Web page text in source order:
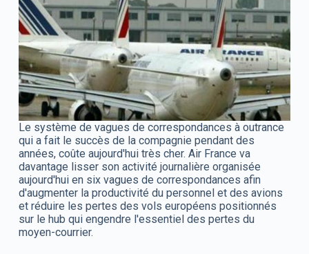
Le système de vagues de correspondances à outrance
qui a fait le succès de la compagnie pendant des
années, coûte aujourd'hui très cher. Air France va
davantage lisser son activité journalière organisée
aujourd'hui en six vagues de correspondances afin
d'augmenter la productivité du personnel et des avions
et réduire les pertes des vols européens positionnés
sur le hub qui engendre l'essentiel des pertes du
moyen-courrier.